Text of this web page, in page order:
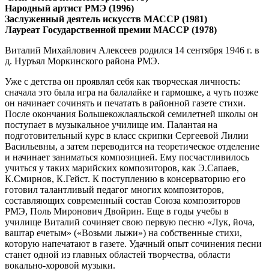
Народный артист РМЭ (1996)
Заслуженный деятель искусств МАССР (1981)
Лауреат Государственной премии МАССР (1978)
Виталий Михайлович Алексеев родился 14 сентября 1946 г. в
д. Нуръял Моркинского района РМЭ.
Уже с детства он проявлял себя как творческая личность:
сначала это была игра на балалайке и гармошке, а чуть позже
он начинает сочинять и печатать в районной газете стихи.
После окончания Большекожлаяльской семилетней школы он
поступает в музыкальное училище им. Палантая на
подготовительный курс в класс скрипки Сергеевой Лилии
Васильевны, а затем переводится на теоретическое отделение
и начинает заниматься композицией. Ему посчастливилось
учиться у таких марийских композиторов, как Э.Сапаев,
К.Смирнов, К.Гейст. К поступлению в консерваторию его
готовил талантливый педагог многих композиторов,
составляющих современный состав Союза композиторов
РМЭ, Поль Миронович Двойрин. Еще в годы учебы в
училище Виталий сочиняет свою первую песню «Лук, йоча,
ваштар ечетым» («Возьми лыжи») на собственные стихи,
которую напечатают в газете. Удачный опыт сочинения песни
станет одной из главных областей творчества, области
вокально-хоровой музыки.